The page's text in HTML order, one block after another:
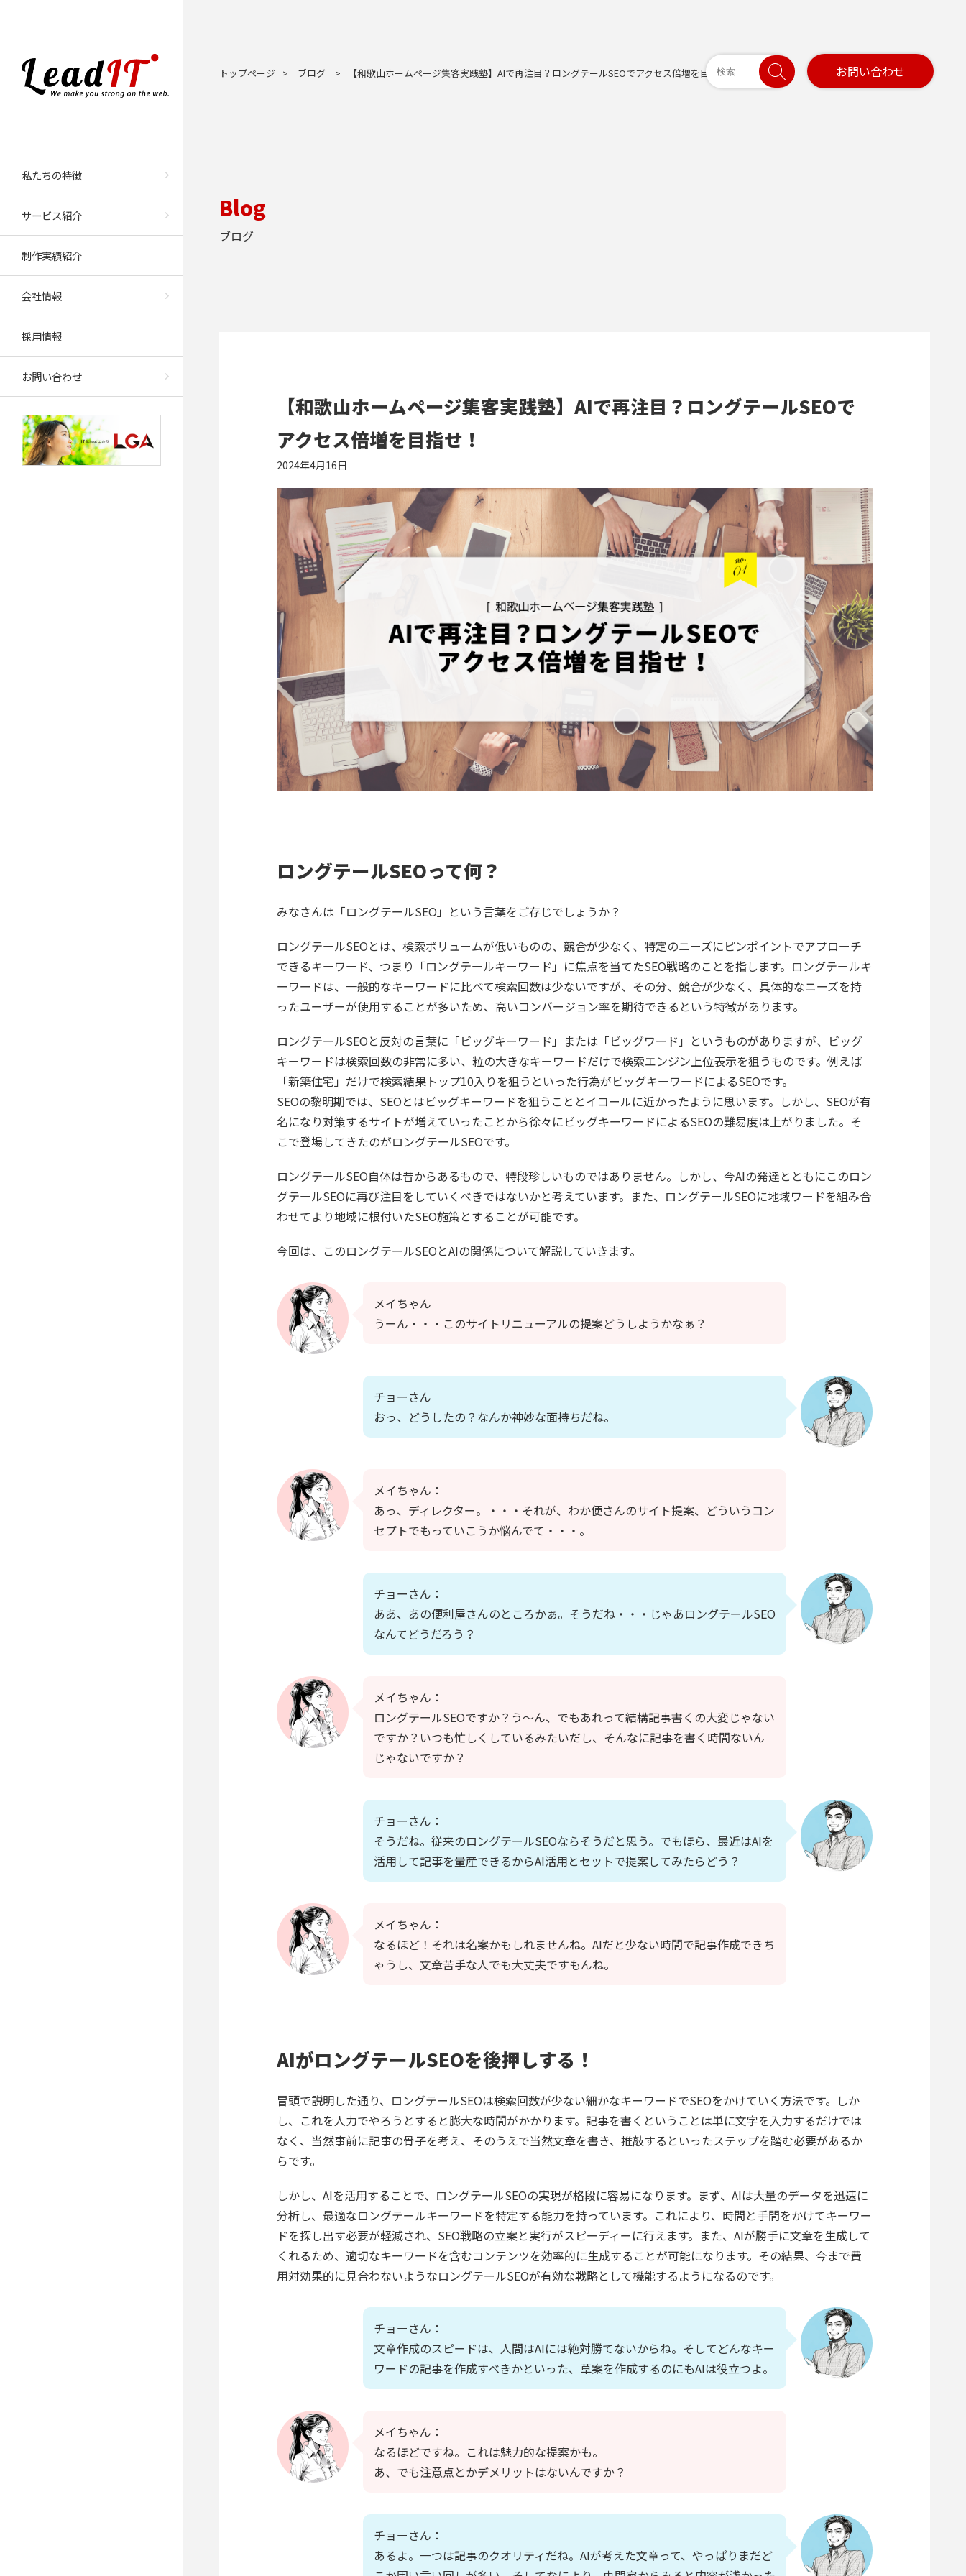
私たちの特徴
サービス紹介
制作実績紹介
会社情報
採用情報
お問い合わせ
お問い合わせ
トップページ > ブログ > 【和歌山ホームページ集客実践塾】AIで再注目？ロングテールSEOでアクセス倍増を目指せ！
Blog
ブログ
【和歌山ホームページ集客実践塾】AIで再注目？ロングテールSEOで
アクセス倍増を目指せ！
2024年4月16日
ロングテールSEOって何？
みなさんは「ロングテールSEO」という言葉をご存じでしょうか？
ロングテールSEOとは、検索ボリュームが低いものの、競合が少なく、特定のニーズにピンポイントでアプローチ
できるキーワード、つまり「ロングテールキーワード」に焦点を当てたSEO戦略のことを指します。ロングテールキ
ーワードは、一般的なキーワードに比べて検索回数は少ないですが、その分、競合が少なく、具体的なニーズを持
ったユーザーが使用することが多いため、高いコンバージョン率を期待できるという特徴があります。
ロングテールSEOと反対の言葉に「ビッグキーワード」または「ビッグワード」というものがありますが、ビッグ
キーワードは検索回数の非常に多い、粒の大きなキーワードだけで検索エンジン上位表示を狙うものです。例えば
「新築住宅」だけで検索結果トップ10入りを狙うといった行為がビッグキーワードによるSEOです。
SEOの黎明期では、SEOとはビッグキーワードを狙うこととイコールに近かったように思います。しかし、SEOが有
名になり対策するサイトが増えていったことから徐々にビッグキーワードによるSEOの難易度は上がりました。そ
こで登場してきたのがロングテールSEOです。
ロングテールSEO自体は昔からあるもので、特段珍しいものではありません。しかし、今AIの発達とともにこのロン
グテールSEOに再び注目をしていくべきではないかと考えています。また、ロングテールSEOに地域ワードを組み合
わせてより地域に根付いたSEO施策とすることが可能です。
今回は、このロングテールSEOとAIの関係について解説していきます。
メイちゃん
うーん・・・このサイトリニューアルの提案どうしようかなぁ？
チョーさん
おっ、どうしたの？なんか神妙な面持ちだね。
メイちゃん：
あっ、ディレクター。・・・それが、わか便さんのサイト提案、どういうコン
セプトでもっていこうか悩んでて・・・。
チョーさん：
ああ、あの便利屋さんのところかぁ。そうだね・・・じゃあロングテールSEO
なんてどうだろう？
メイちゃん：
ロングテールSEOですか？う～ん、でもあれって結構記事書くの大変じゃない
ですか？いつも忙しくしているみたいだし、そんなに記事を書く時間ないん
じゃないですか？
チョーさん：
そうだね。従来のロングテールSEOならそうだと思う。でもほら、最近はAIを
活用して記事を量産できるからAI活用とセットで提案してみたらどう？
メイちゃん：
なるほど！それは名案かもしれませんね。AIだと少ない時間で記事作成できち
ゃうし、文章苦手な人でも大丈夫ですもんね。
AIがロングテールSEOを後押しする！
冒頭で説明した通り、ロングテールSEOは検索回数が少ない細かなキーワードでSEOをかけていく方法です。しか
し、これを人力でやろうとすると膨大な時間がかかります。記事を書くということは単に文字を入力するだけでは
なく、当然事前に記事の骨子を考え、そのうえで当然文章を書き、推敲するといったステップを踏む必要があるか
らです。
しかし、AIを活用することで、ロングテールSEOの実現が格段に容易になります。まず、AIは大量のデータを迅速に
分析し、最適なロングテールキーワードを特定する能力を持っています。これにより、時間と手間をかけてキーワー
ドを探し出す必要が軽減され、SEO戦略の立案と実行がスピーディーに行えます。また、AIが勝手に文章を生成して
くれるため、適切なキーワードを含むコンテンツを効率的に生成することが可能になります。その結果、今まで費
用対効果的に見合わないようなロングテールSEOが有効な戦略として機能するようになるのです。
チョーさん：
文章作成のスピードは、人間はAIには絶対勝てないからね。そしてどんなキー
ワードの記事を作成すべきかといった、草案を作成するのにもAIは役立つよ。
メイちゃん：
なるほどですね。これは魅力的な提案かも。
あ、でも注意点とかデメリットはないんですか？
チョーさん：
あるよ。一つは記事のクオリティだね。AIが考えた文章って、やっぱりまだど